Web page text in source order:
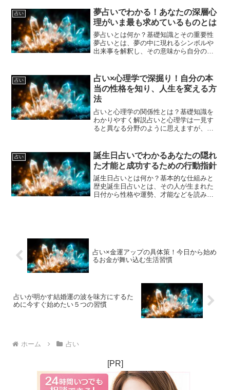
ます。まずは占いの基本を理解すること
が大切です。占いとは単な...
占い
夢占いでわかる！あなたの深層心
理がいま最も求めているものとは
夢占いとは何か？基礎知識とその重要性
夢占いとは、夢の中に現れるシンボルや
出来事を解釈し、その意味から自分の心
化の中に夢の解釈は存在し、現代でも心
理学やスピリチュアルな分...
占い
占い×心理学で深掘り！自分の本
当の性格を知り、人生を変える方
法
占いと心理学の関係性とは？基礎知識を
わかりやすく解説占いと心理学は一見す
ると異なる分野のように思えますが、実
探求する学問であり、自己理解を促進す
る手段として活用されてい...
占い
誕生日占いでわかるあなたの隠れ
た才能と成功するための行動指針
誕生日占いとは何か？基本的な仕組みと
歴史誕生日占いとは、その人が生まれた
日付から性格や運勢、才能などを読み解
占い×金運アップの具体策！今日から始め
るお金が舞い込む生活習慣
占いが明かす結婚運の波を味方にするた
めに今すぐ始めたい５つの習慣
ホーム 占い
[PR]